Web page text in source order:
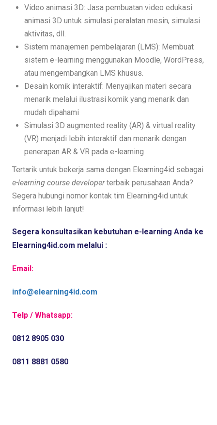
Video animasi 3D: Jasa pembuatan video edukasi
animasi 3D untuk simulasi peralatan mesin, simulasi
aktivitas, dll.
Sistem manajemen pembelajaran (LMS): Membuat
sistem e-learning menggunakan Moodle, WordPress,
atau mengembangkan LMS khusus.
Desain komik interaktif: Menyajikan materi secara
menarik melalui ilustrasi komik yang menarik dan
mudah dipahami
Simulasi 3D augmented reality (AR) & virtual reality
(VR) menjadi lebih interaktif dan menarik dengan
penerapan AR & VR pada e-learning
Tertarik untuk bekerja sama dengan Elearning4id sebagai
e-learning course developerterbaik perusahaan Anda?
Segera hubungi nomor kontak tim Elearning4id untuk
informasi lebih lanjut!
Segera konsultasikan kebutuhan e-learning Anda ke
Elearning4id.com melalui :
Email:
info@elearning4id.com
Telp / Whatsapp:
0812 8905 030
0811 8881 0580